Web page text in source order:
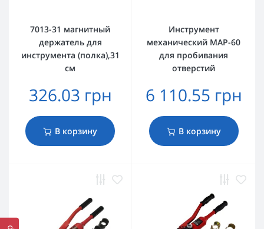
7013-31 магнитный
держатель для
инструмента (полка),31
см
326.03 грн
В корзину
Инструмент
механический MAP-60
для пробивания
отверстий
6 110.55 грн
В корзину